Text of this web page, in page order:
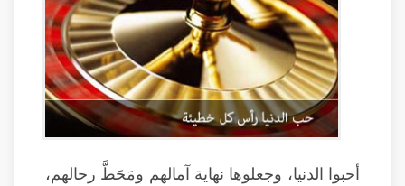
أحبوا الدنيا، وجعلوها نهاية آمالهم ومَحَطَّ رحالهم،